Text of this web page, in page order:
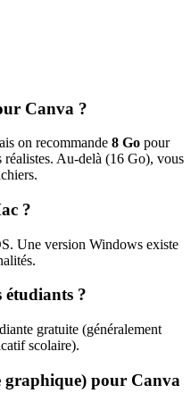
Canva ?
on recommande 8 Go pour
réalistes. Au-delà (16 Go), vous
?
Une version Windows existe
étudiants ?
gratuite (généralement
scolaire).
graphique) pour Canva